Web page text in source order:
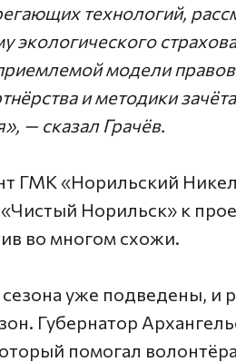
технологий,
экологического
модели
и методики
— сказал Грачёв.
ГМК «Норильский
Норильск» к
во многом схожи.
уже подведены, и
Губернатор
помогал